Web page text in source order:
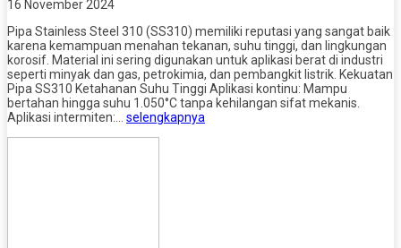
16 November 2024
Pipa Stainless Steel 310 (SS310) memiliki reputasi yang sangat baik
karena kemampuan menahan tekanan, suhu tinggi, dan lingkungan
korosif. Material ini sering digunakan untuk aplikasi berat di industri
seperti minyak dan gas, petrokimia, dan pembangkit listrik. Kekuatan
Pipa SS310 Ketahanan Suhu Tinggi Aplikasi kontinu: Mampu
bertahan hingga suhu 1.050°C tanpa kehilangan sifat mekanis.
Aplikasi intermiten:… selengkapnya